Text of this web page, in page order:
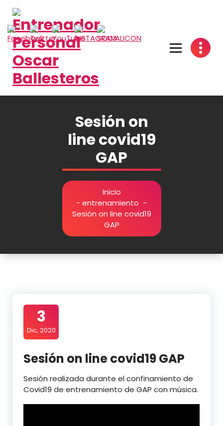
contenido
Sesión on
line covid19
GAP
Inicio
- entrenamiento -
Sesión on line covid19
GAP
3
Dic, 2020
Sesión on line covid19 GAP
Sesión realizada durante el confinamiento de
Covid19 de entrenamiento de GAP con música.